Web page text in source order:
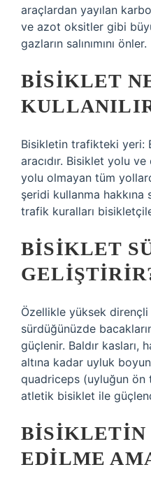
araçlardan yayılan
ve azot oksitler gibi
gazların salınımını önler.
BISIKLET
Bisikletin trafikteki yeri:
aracıdır. Bisiklet yolu
yolu olmayan tüm
şeridi kullanma
trafik kuralları
BISIKLET
Özellikle yüksek
sürdüğünüzde
güçlenir. Baldır kasları,
altına kadar uyluk
quadriceps (uyluğun ön
atletik bisiklet ile
BISIKLETIN
EDILME